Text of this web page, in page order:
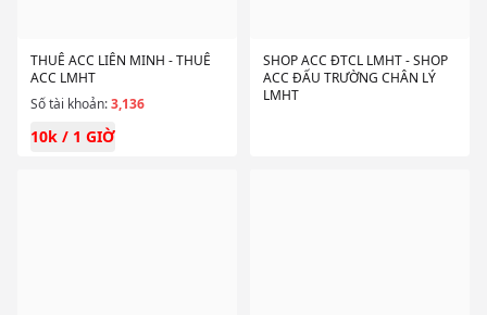
THUÊ ACC LIÊN MINH - THUÊ
ACC LMHT
Số tài khoản:3,136
10k / 1 GIỜ
SHOP ACC ĐTCL LMHT - SHOP
ACC ĐẤU TRƯỜNG CHÂN LÝ
LMHT